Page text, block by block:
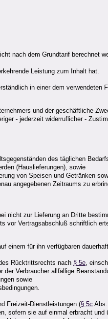
nach dem Grundtarif berechnet
Leistung zum Inhalt hat.
in einer dem
und der geschäftliche
- jederzeit widerruflicher -
des täglichen
(Hauslieferungen), sowie
von Speisen und Getränken
angegebenen Zeitraums zu
nicht zur Lieferung an Dritte
vor Vertragsabschluß schriftlich
einem für ihn verfügbaren
Rücktrittsrechts nach § 5e,
Verbraucher allfällige
sowie
Freizeit-Dienstleistungen (§ 5c
sofern sie auf einmal erbracht